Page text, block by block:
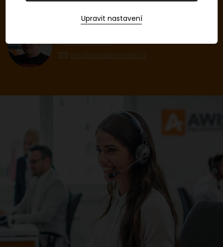
Vedoucí servisu
info@pokladnyprolidi.cz
Upravit nastavení